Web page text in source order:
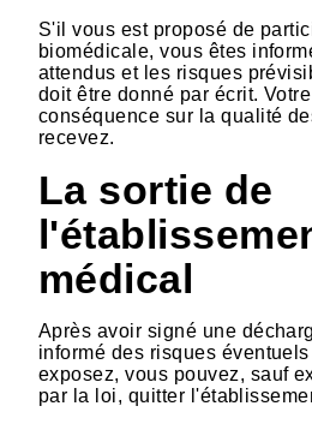
S'il vous est proposé de
biomédicale, vous êtes
attendus et les risques
doit être donné par écrit.
conséquence sur la qualité
recevez.
La sortie de
médical
Après avoir signé une
informé des risques
exposez, vous pouvez, sauf
par la loi, quitter